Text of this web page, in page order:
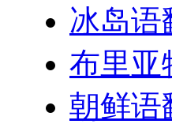
冰岛语
布里亚
朝鲜语